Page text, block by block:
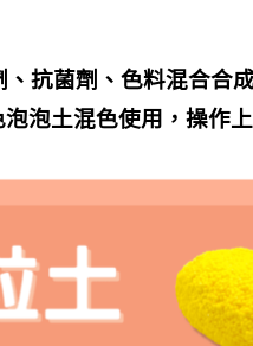
、抗菌劑、色料混合合
泡土混色使用，操作